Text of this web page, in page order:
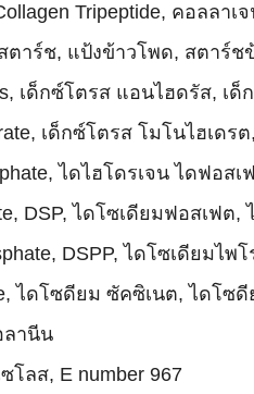
Tripeptide, คอลลา
ตาร์ช, แป้งข้าวโพด, สตาร์ช
เด็กซ์โตรส แอนไฮดรัส, เ
เด็กซ์โตรส โมโนไฮเดร
ไดไฮโดรเจน ไดฟอสเ
DSP, ไดโซเดียมฟอสเฟต
DSPP, ไดโซเดียมไ
ไดโซดียม ซัคซิเนต, ไดโซ
ลานีน
โลส, E number 967